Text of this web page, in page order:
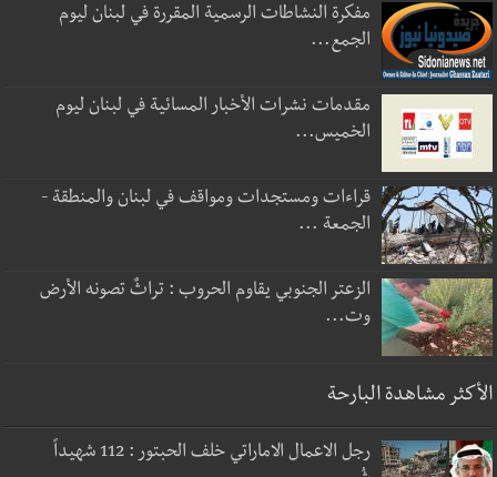
مفكرة النشاطات الرسمية المقررة في لبنان ليوم
الجمع...
مقدمات نشرات الأخبار المسائية في لبنان ليوم
الخميس...
قراءات ومستجدات ومواقف في لبنان والمنطقة -
الجمعة ...
الزعتر الجنوبي يقاوم الحروب : تراثٌ تصونه الأرض
وت...
الأكثر مشاهدة البارحة
رجل الاعمال الاماراتي خلف الحبتور : 112 شهيداً